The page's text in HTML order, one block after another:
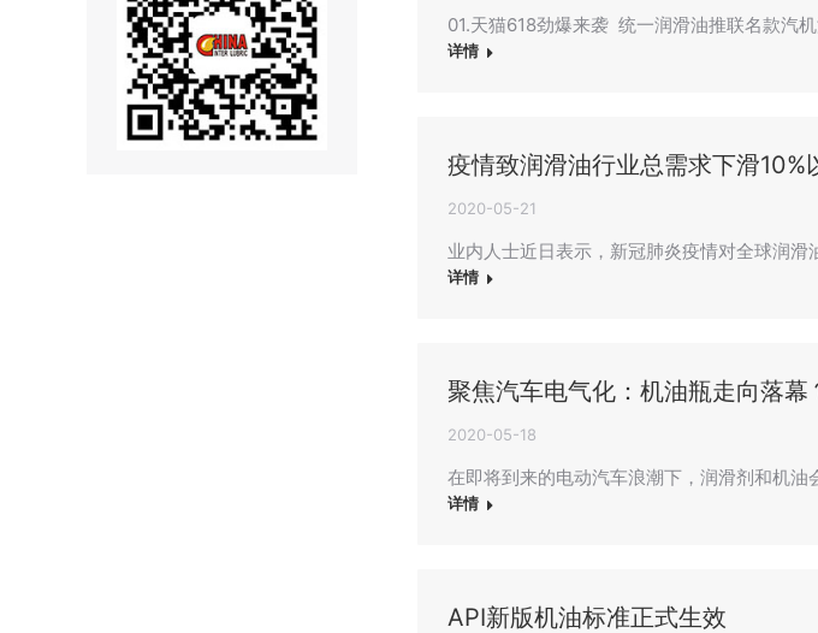
01.天猫618劲爆来袭 统一润滑油推联名款汽
详情
疫情致润滑油行业总需求下滑10%
2020-05-21
业内人士近日表示，新冠肺炎疫情对全球润
详情
聚焦汽车电气化：机油瓶走向落幕
2020-05-18
在即将到来的电动汽车浪潮下，润滑剂和机
详情
API新版机油标准正式生效